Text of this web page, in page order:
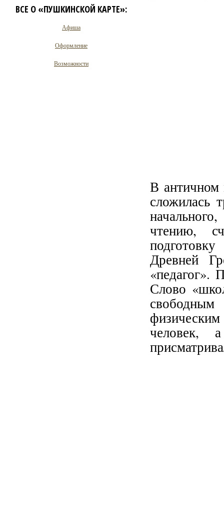
В
сложилась
чтению,
Древней
«педагог».
Слово
человек,
ВСЕ О «ПУШКИНСКОЙ КАРТЕ»:
Афиша
Оформление
Возможности